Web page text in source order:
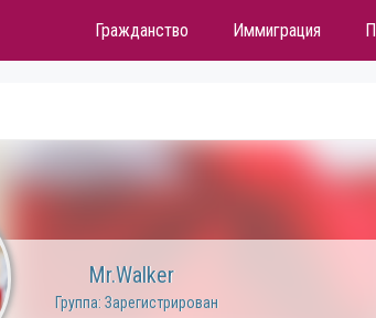
Гражданство Иммиграция
Mr.Walker
Группа: Зарегистрирован